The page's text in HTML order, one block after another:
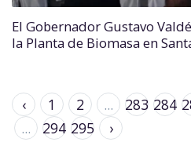
El Gobernador Gustavo
la Planta de Biomasa en
‹ 1 2 ... 283 284
...
294 295 ›